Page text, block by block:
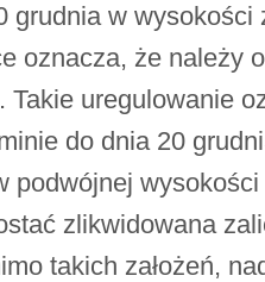
grudnia w wysokości
oznacza, że należy
Takie uregulowanie
do dnia 20
podwójnej
zlikwidowana
takich założeń,